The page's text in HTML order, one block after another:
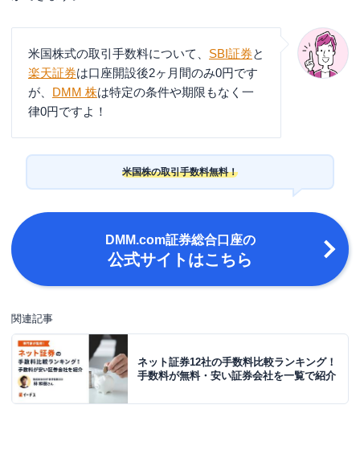
米国株式の取引手数料について、 SBI証券と
楽天証券は口座開設後2ヶ月間のみ0円です
が、 DMM 株は特定の条件や期限もなく一
律0円ですよ！
米国株の取引手数料無料！
DMM.com証券総合口座の
公式サイトはこちら
関連記事
ネット証券12社の手数料比較ランキング！
手数料が無料・安い証券会社を一覧で紹介